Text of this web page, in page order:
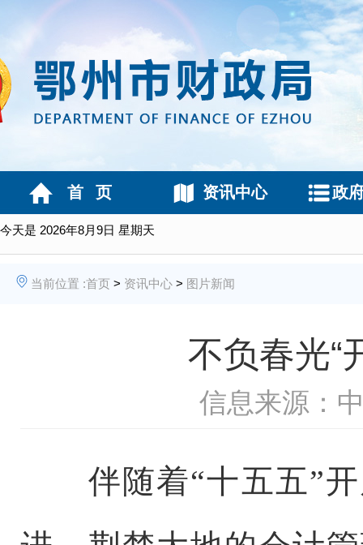
今天是 2026年8月9日 星期天
首 页 资讯中心 政
当前位置 :首页 > 资讯中心 > 图片新闻
不负春光“
信息来源：
伴随着“十五五”开